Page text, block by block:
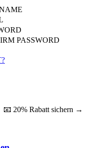
PASSWORD
📧 20% Rabatt sichern →